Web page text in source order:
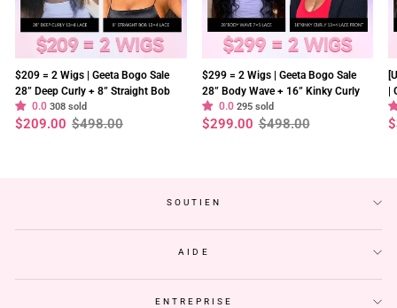
$209 = 2 Wigs | Geeta Bogo Sale
28” Deep Curly + 8” Straight Bob
Wig 13×4 Lace Flash Sale
0.0 308 sold
Prix
régulier
$498.00
Prix
réduit
$209.00
$299 = 2 Wigs | Geeta Bogo Sale
28” Body Wave + 16” Kinky Curly
Wig 250% Density Flash Sale
0.0 295 sold
Prix
régulier
$498.00
Prix
réduit
$299.00
SOUTIEN
AIDE
ENTREPRISE